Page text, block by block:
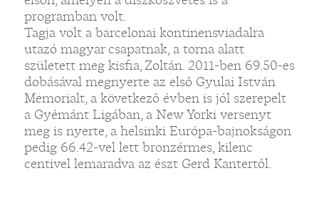
programban volt.
Tagja volt a barcelonai kontinensviadalra
utazó magyar csapatnak, a torna alatt
született meg kisfia, Zoltán. 2011-ben 69.50-es
dobásával megnyerte az első Gyulai István
Memorialt, a következő évben is jól szerepelt
a Gyémánt Ligában, a New Yorki versenyt
meg is nyerte, a helsinki Európa-bajnokságon
pedig 66.42-vel lett bronzérmes, kilenc
centivel lemaradva az észt Gerd Kantertől.